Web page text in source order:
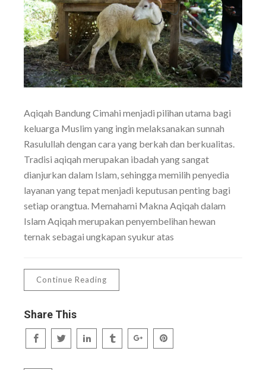
Aqiqah Bandung Cimahi menjadi pilihan utama bagi
keluarga Muslim yang ingin melaksanakan sunnah
Rasulullah dengan cara yang berkah dan berkualitas.
Tradisi aqiqah merupakan ibadah yang sangat
dianjurkan dalam Islam, sehingga memilih penyedia
layanan yang tepat menjadi keputusan penting bagi
setiap orangtua. Memahami Makna Aqiqah dalam
Islam Aqiqah merupakan penyembelihan hewan
ternak sebagai ungkapan syukur atas
Continue Reading
Share This